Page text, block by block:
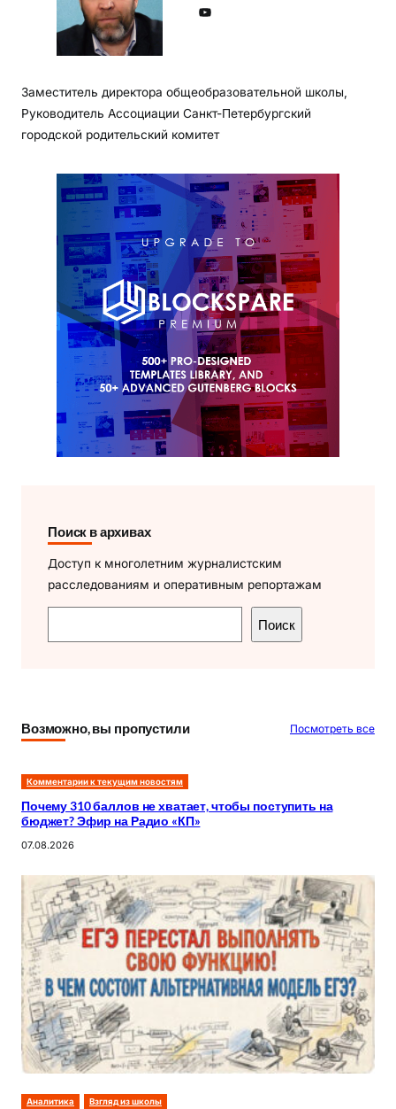
YouTube
Заместитель директора общеобразовательной школы,
Руководитель Ассоциации Санкт-Петербургский
городской родительский комитет
Поиск в архивах
Доступ к многолетним журналистским
расследованиям и оперативным репортажам
о
Поиск
Возможно, вы пропустили Посмотреть все
Комментарии к текущим новостям
Почему 310 баллов не хватает, чтобы поступить на
бюджет? Эфир на Радио «КП»
07.08.2026
Аналитика Взгляд из школы